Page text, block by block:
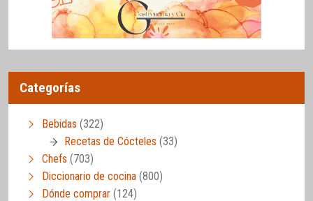
Categorías
Bebidas (322)
Recetas de Cócteles (33)
Chefs (703)
Diccionario de cocina (800)
Dónde comprar (124)